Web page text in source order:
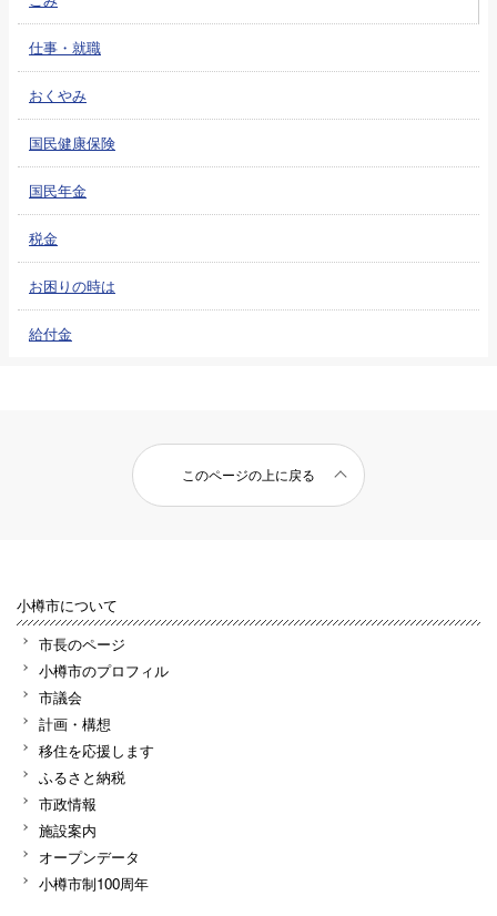
仕事・就職
おくやみ
国民健康保険
国民年金
税金
お困りの時は
給付金
このページの上に戻る
小樽市について
市長のページ
小樽市のプロフィル
市議会
計画・構想
移住を応援します
ふるさと納税
市政情報
施設案内
オープンデータ
小樽市制100周年